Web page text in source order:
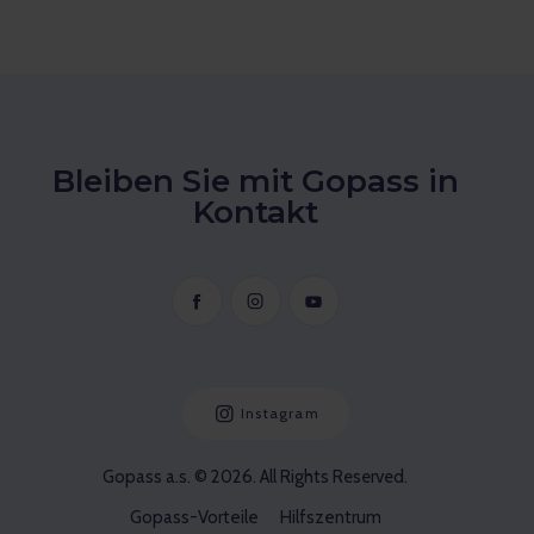
Bleiben Sie mit Gopass in
Kontakt
Instagram
Gopass a.s. © 2026. All Rights Reserved.
Gopass-Vorteile
Hilfszentrum